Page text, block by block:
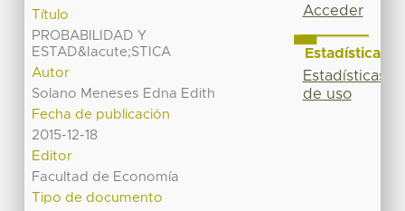
Título
PROBABILIDAD Y
ESTAD&Iacute;STICA
Autor
Solano Meneses Edna Edith
Fecha de publicación
2015-12-18
Editor
Facultad de Economía
Tipo de documento
Acceder
Estadísticas
Estadísticas
de uso